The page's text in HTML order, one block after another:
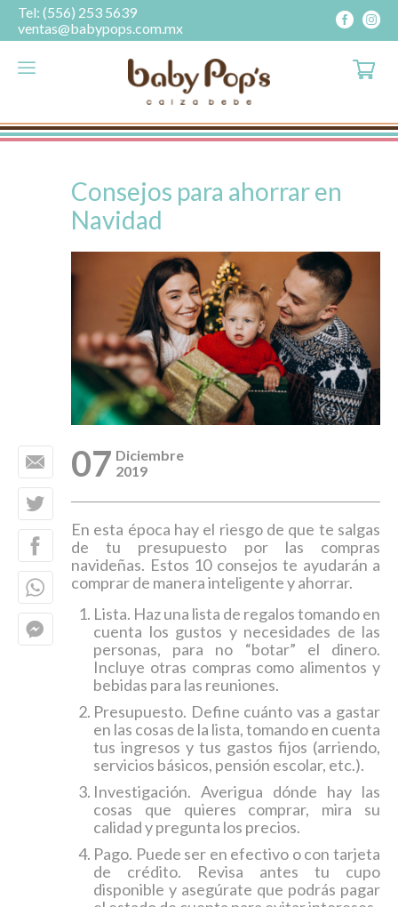
Tel: (556) 253 5639
ventas@babypops.com.mx
Consejos para ahorrar en
Navidad
07 Diciembre
2019
En esta época hay el riesgo de que te salgas
de tu presupuesto por las compras
navideñas. Estos 10 consejos te ayudarán a
comprar de manera inteligente y ahorrar.
Lista. Haz una lista de regalos tomando en
cuenta los gustos y necesidades de las
personas, para no “botar” el dinero.
Incluye otras compras como alimentos y
bebidas para las reuniones.
Presupuesto. Define cuánto vas a gastar
en las cosas de la lista, tomando en cuenta
tus ingresos y tus gastos fijos (arriendo,
servicios básicos, pensión escolar, etc.).
Investigación. Averigua dónde hay las
cosas que quieres comprar, mira su
calidad y pregunta los precios.
Pago. Puede ser en efectivo o con tarjeta
de crédito. Revisa antes tu cupo
disponible y asegúrate que podrás pagar